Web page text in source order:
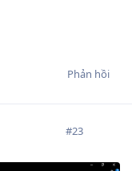
Phản hồi
#23